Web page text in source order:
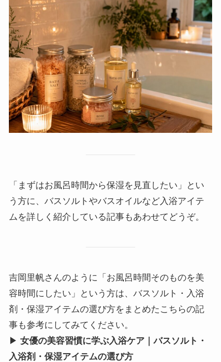
「まずはお風呂時間から保湿を見直したい」とい
う方に、バスソルトやバスオイルなど入浴アイテ
ムを詳しく紹介している記事もあわせてどうぞ。
吉岡里帆さんのように「お風呂時間そのものを美
容時間にしたい」という方は、バスソルト・入浴
剤・保湿アイテムの選び方をまとめたこちらの記
事も参考にしてみてください。
▶ 女優の美容習慣に学ぶ入浴ケア｜バスソルト・
入浴剤・保湿アイテムの選び方